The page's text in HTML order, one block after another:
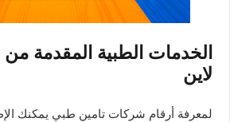
الخدمات الطبية المقدمة
لاين
لمعرفة أرقام شركات تامين طبي يمكنك